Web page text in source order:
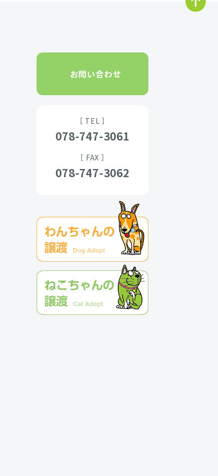
お問い合わせ
［ TEL ］
078-747-3061
［ FAX ］
078-747-3062